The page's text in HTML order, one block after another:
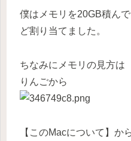
僕はメモリを20GB積ん
ど割り当てました。
ちなみにメモリの見方は
りんごから
【このMacについて】か